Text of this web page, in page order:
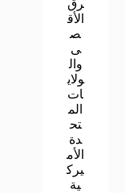
رق
الأق
ص
ى
وال
ولاي
ات
الم
تح
دة
الأم
يرك
ية